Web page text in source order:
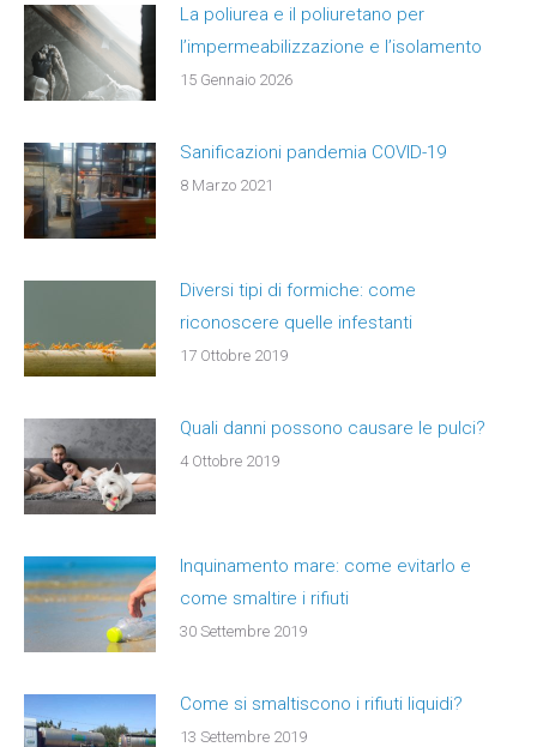
La poliurea e il poliuretano per
l’impermeabilizzazione e l’isolamento
15 Gennaio 2026
Sanificazioni pandemia COVID-19
8 Marzo 2021
Diversi tipi di formiche: come
riconoscere quelle infestanti
17 Ottobre 2019
Quali danni possono causare le pulci?
4 Ottobre 2019
Inquinamento mare: come evitarlo e
come smaltire i rifiuti
30 Settembre 2019
Come si smaltiscono i rifiuti liquidi?
13 Settembre 2019